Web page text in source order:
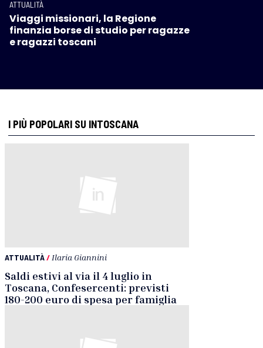
ATTUALITÀ
Viaggi missionari, la Regione
finanzia borse di studio per ragazze
e ragazzi toscani
I PIÙ POPOLARI SU INTOSCANA
ATTUALITÀ/ Ilaria Giannini
Saldi estivi al via il 4 luglio in
Toscana, Confesercenti: previsti
180-200 euro di spesa per famiglia